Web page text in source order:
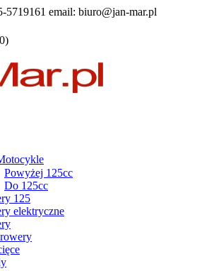
5719161 email: biuro@jan-mar.pl
Powyżej 125cc
Do 125cc
125
elektryczne